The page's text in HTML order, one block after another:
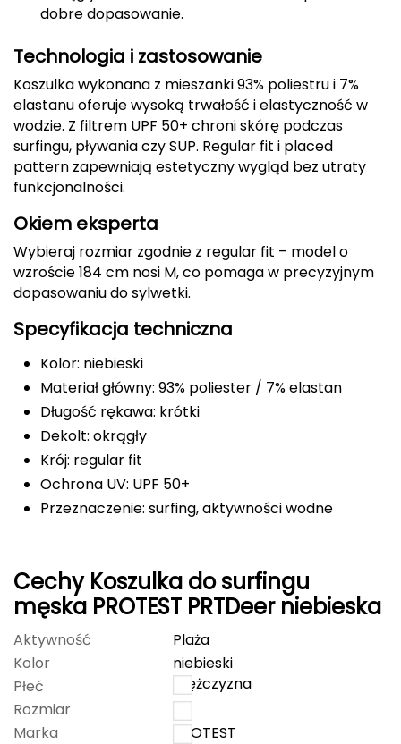
CMP
Cassin
Ciele Athletics
Climbing Technology
Coleman
Columbia
Comodo
Darn Tough
Deuter
Dolomite
ENERO
ENERO CAMP
ENERO PRO
Elmer by Swany
dobre dopasowanie.
Technologia i zastosowanie
Koszulka wykonana z mieszanki 93% poliestru i 7%
elastanu oferuje wysoką trwałość i elastyczność w
wodzie. Z filtrem UPF 50+ chroni skórę podczas
surfingu, pływania czy SUP. Regular fit i placed
pattern zapewniają estetyczny wygląd bez utraty
funkcjonalności.
Okiem eksperta
Wybieraj rozmiar zgodnie z regular fit – model o
wzroście 184 cm nosi M, co pomaga w precyzyjnym
dopasowaniu do sylwetki.
Specyfikacja techniczna
Kolor: niebieski
Materiał główny: 93% poliester / 7% elastan
Długość rękawa: krótki
Dekolt: okrągły
Krój: regular fit
Ochrona UV: UPF 50+
Przeznaczenie: surfing, aktywności wodne
Cechy Koszulka do surfingu
męska PROTEST PRTDeer niebieska
Aktywność
Plaża
Kolor
niebieski
Płeć
mężczyzna
Rozmiar
Marka
PROTEST